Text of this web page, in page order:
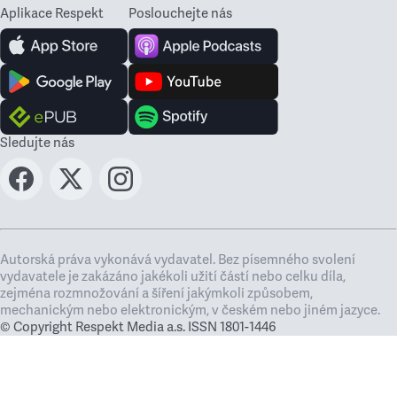
Aplikace Respekt Poslouchejte nás
Sledujte nás
Autorská práva vykonává vydavatel. Bez písemného svolení
vydavatele je zakázáno jakékoli užití částí nebo celku díla,
zejména rozmnožování a šíření jakýmkoli způsobem,
mechanickým nebo elektronickým, v českém nebo jiném jazyce.
© Copyright Respekt Media a.s. ISSN 1801-1446